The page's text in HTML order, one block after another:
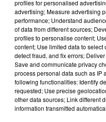
profiles for personalised
advertising; Measure advertising
performance; Understand
of data from different sources;
profiles to personalise content;
content; Use limited data to select
detect fraud, and fix errors;
Save and communicate privacy
process personal data such as IP
following functionalities: Identify
requested; Use precise
other data sources; Link different
information transmitted